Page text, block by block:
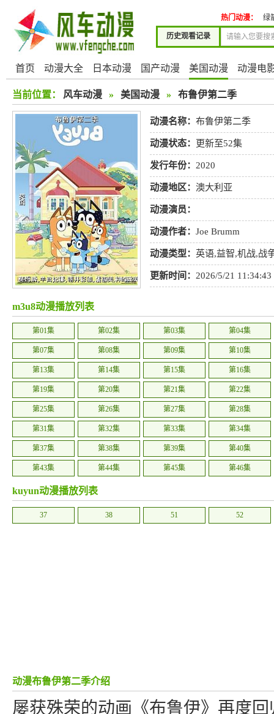
历史观看记录
热门动漫： 绿
首页 动漫大全 日本动漫 国产动漫 美国动漫 动漫电
当前位置： 风车动漫 » 美国动漫 » 布鲁伊第二季
动漫名称： 布鲁伊第二季
动漫状态： 更新至52集
发行年份： 2020
动漫地区： 澳大利亚
动漫演员：
动漫作者： Joe Brumm
动漫类型： 英语,益智,机战,战
怖,武侠,特摄,吸血鬼, 轻松,历史
爱情,萝莉,耽美,剧情,忍者,侦探,
运动,机械,职业,格斗,神话,社会
场,动画,喜剧,娱乐
更新时间： 2026/5/21 11:34:43
m3u8动漫播放列表
第01集 第02集 第03集 第04集
第07集 第08集 第09集 第10集
第13集 第14集 第15集 第16集
第19集 第20集 第21集 第22集
第25集 第26集 第27集 第28集
第31集 第32集 第33集 第34集
第37集 第38集 第39集 第40集
第43集 第44集 第45集 第46集
第49集
kuyun动漫播放列表
37 38 51 52
动漫布鲁伊第二季介绍
屡获殊荣的动画《布鲁伊》再度